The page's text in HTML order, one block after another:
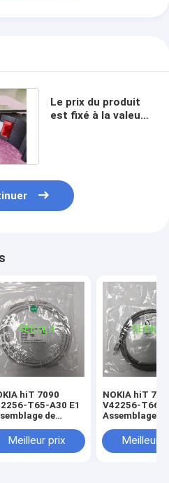
Le prix du produit
est fixé à la valeur
hiT 7090
T65-A30 E1
de
3m
Meilleur prix
NOKIA hiT
V42256-T66-
Assemblage de
Ohm, 3mMeilleur